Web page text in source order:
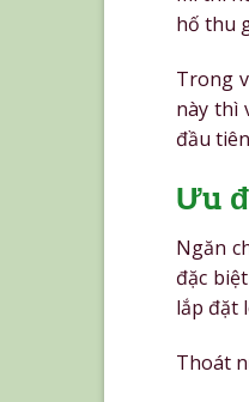
hố thu
Trong
này thì
đầu
Ưu
Ngăn
đặc
lắp đặt
Thoát